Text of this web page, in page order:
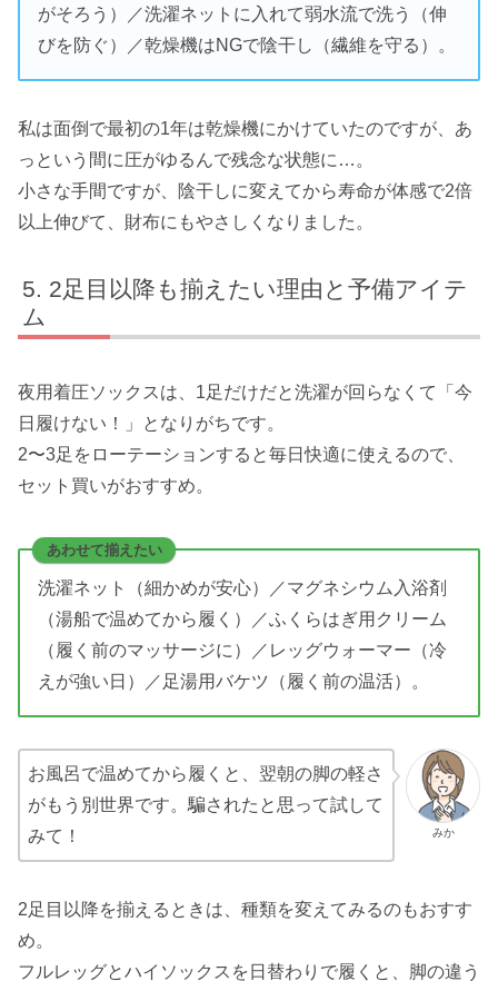
がそろう）／洗濯ネットに入れて弱水流で洗う（伸
びを防ぐ）／乾燥機はNGで陰干し（繊維を守る）。
私は面倒で最初の1年は乾燥機にかけていたのですが、あ
っという間に圧がゆるんで残念な状態に…。
小さな手間ですが、陰干しに変えてから寿命が体感で2倍
以上伸びて、財布にもやさしくなりました。
2足目以降も揃えたい理由と予備アイテ
ム
夜用着圧ソックスは、1足だけだと洗濯が回らなくて「今
日履けない！」となりがちです。
2〜3足をローテーションすると毎日快適に使えるので、
セット買いがおすすめ。
あわせて揃えたい
洗濯ネット（細かめが安心）／マグネシウム入浴剤
（湯船で温めてから履く）／ふくらはぎ用クリーム
（履く前のマッサージに）／レッグウォーマー（冷
えが強い日）／足湯用バケツ（履く前の温活）。
みか
お風呂で温めてから履くと、翌朝の脚の軽さ
がもう別世界です。騙されたと思って試して
みて！
2足目以降を揃えるときは、種類を変えてみるのもおすす
め。
フルレッグとハイソックスを日替わりで履くと、脚の違う